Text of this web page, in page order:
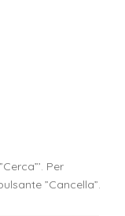
Per
”Cancella”.